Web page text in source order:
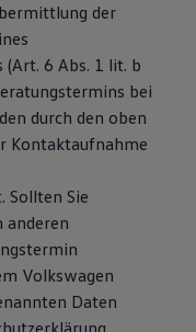
der
6 Abs. 1 lit. b
bei
durch den oben
Kontaktaufnahme
Sollten Sie
anderen
Volkswagen
Daten